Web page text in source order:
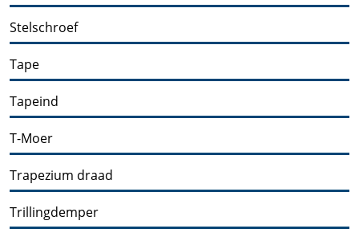
Stelschroef
Tape
Tapeind
T-Moer
Trapezium draad
Trillingdemper